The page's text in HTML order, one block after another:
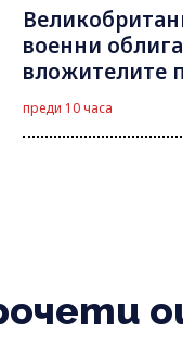
военни
вложителите
преди 10 часа